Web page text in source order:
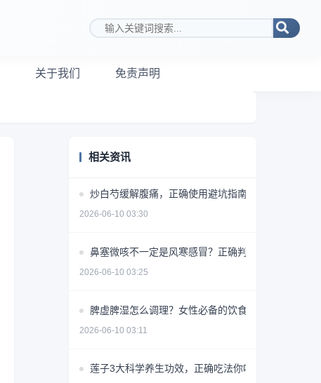
搜索关键词
关于我们 免责声明
相关资讯
炒白芍缓解腹痛，正确使用避坑指南
2026-06-10 03:30
鼻塞微咳不一定是风寒感冒？正确判断方法揭秘
2026-06-10 03:25
脾虚脾湿怎么调理？女性必备的饮食+药物+生活方式
2026-06-10 03:11
莲子3大科学养生功效，正确吃法你吃对了吗？